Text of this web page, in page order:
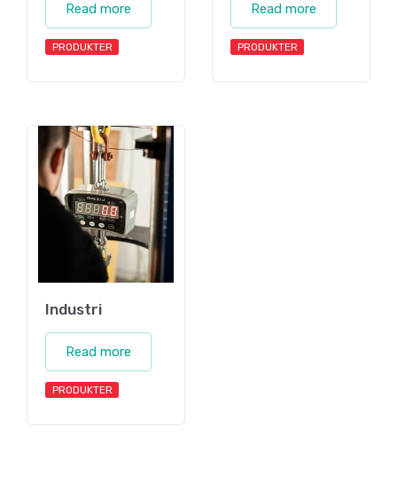
Read more
PRODUKTER
Read more
PRODUKTER
Industri
Read more
PRODUKTER